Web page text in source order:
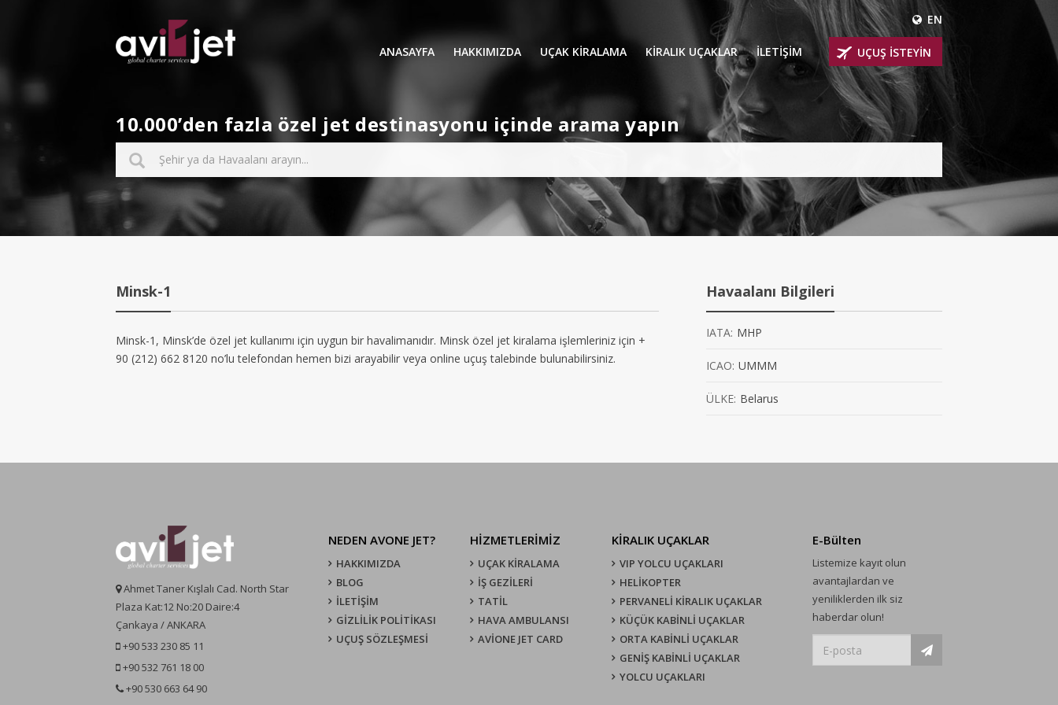
EN
ANASAYFA HAKKIMIZDA UÇAK KİRALAMA
İŞ GEZİLERİ TATİL
AVİONE JET CARD
KIRALIK UÇAKLAR
VIP YOLCU UÇAKLARI
HELİKOPTER
KÜÇÜK KABİNLİ UÇAKLAR
ORTA KABİNLİ UÇAKLAR
YOLCU UÇAKLARI
İLETİŞİM UÇUŞ İSTEYİN
10.000’den fazla özel jet destinasyonu içinde arama yapın
Minsk-1
Minsk-1, Minsk’de özel jet kullanımı için uygun bir havalimanıdır. Minsk özel jet kiralama işlemleriniz için +
90 (212) 662 8120 no’lu telefondan hemen bizi arayabilir veya online uçuş talebinde bulunabilirsiniz.
Havaalanı Bilgileri
IATA: MHP
ICAO: UMMM
ÜLKE: Belarus
Ahmet Taner Kışlalı Cad. North Star
Plaza Kat:12 No:20 Daire:4
Çankaya / ANKARA
+90 533 230 85 11
+90 532 761 18 00
+90 530 663 64 90
NEDEN AVONE JET?
HAKKIMIZDA
BLOG
İLETİŞİM
GİZLİLİK POLİTİKASI
UÇUŞ SÖZLEŞMESI
HİZMETLERİMİZ
UÇAK KIRALAMA
İŞ GEZİLERİ
TATİL
HAVA AMBULANSI
AVİONE JET CARD
KIRALIK UÇAKLAR
VIP YOLCU UÇAKLARI
HELİKOPTER
PERVANELİ KİRALIK UÇAKLAR
KÜÇÜK KABİNLİ UÇAKLAR
ORTA KABİNLİ UÇAKLAR
GENİŞ KABİNLİ UÇAKLAR
YOLCU UÇAKLARI
E-Bülten
Listemize kayıt olun
avantajlardan ve
yeniliklerden ilk siz
haberdar olun!